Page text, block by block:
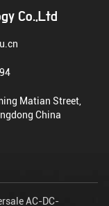
Co.,Ltd
Matian Street,
China
AC-DC-